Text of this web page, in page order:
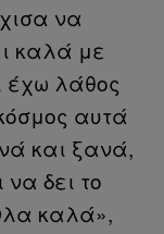
να
καλά με
έχω λάθος
αυτά
και ξανά,
να δει το
καλά»,